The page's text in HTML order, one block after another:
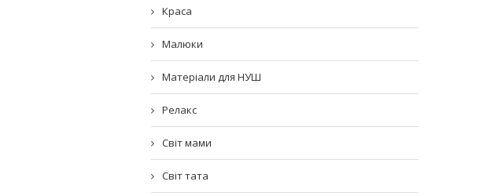
Краса
Малюки
Матеріали для НУШ
Релакс
Світ мами
Світ тата